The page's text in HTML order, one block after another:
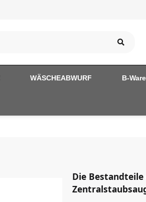
WÄSCHEABWURF B-
Die